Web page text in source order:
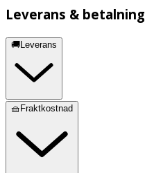
Leverans & betalning
🚚Leverans
🧺Fraktkostnad